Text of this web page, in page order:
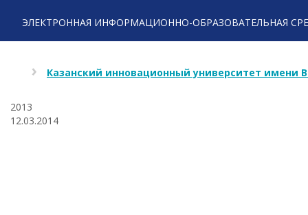
ЭЛЕКТРОННАЯ ИНФОРМАЦИОННО-ОБРАЗОВАТЕЛЬНАЯ
Казанский инновационный университет имени
2013
12.03.2014